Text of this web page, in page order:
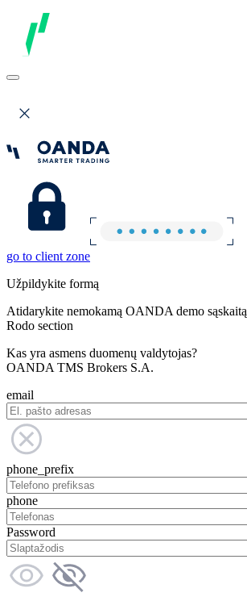
go to client zone
Užpildykite formą
Atidarykite nemokamą OANDA demo sąskaitą
Rodo section
Kas yra asmens duomenų valdytojas?
OANDA TMS Brokers S.A.
email
phone_prefix
phone
Password